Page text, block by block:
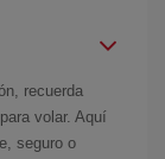
recuerda
volar. Aquí
seguro o